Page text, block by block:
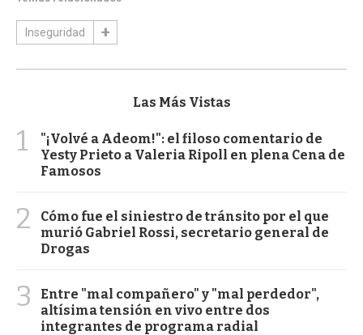
Inseguridad
Las Más Vistas
1
"¡Volvé a Adeom!": el filoso comentario de
Yesty Prieto a Valeria Ripoll en plena Cena de
Famosos
2
Cómo fue el siniestro de tránsito por el que
murió Gabriel Rossi, secretario general de
Drogas
3
Entre "mal compañero" y "mal perdedor",
altísima tensión en vivo entre dos
integrantes de programa radial